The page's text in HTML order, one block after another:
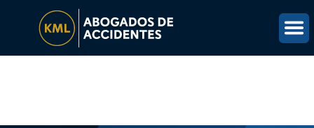
OBTÉN UNA REVISIÓN GRATUITA DEL CASO